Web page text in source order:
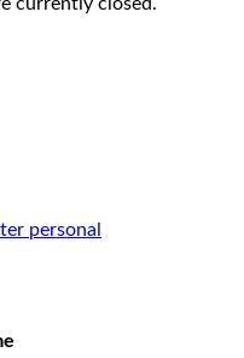
personal